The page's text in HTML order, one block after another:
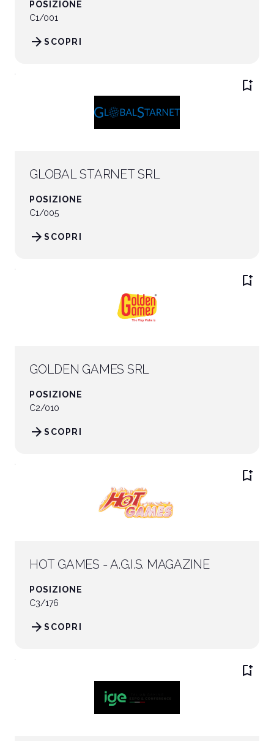
POSIZIONE
C1/001
SCOPRI
arrow_forward
bookmark_add
GLOBAL STARNET SRL
POSIZIONE
C1/005
SCOPRI
arrow_forward
bookmark_add
GOLDEN GAMES SRL
POSIZIONE
C2/010
SCOPRI
arrow_forward
bookmark_add
HOT GAMES - A.G.I.S. MAGAZINE
POSIZIONE
C3/176
SCOPRI
arrow_forward
bookmark_add